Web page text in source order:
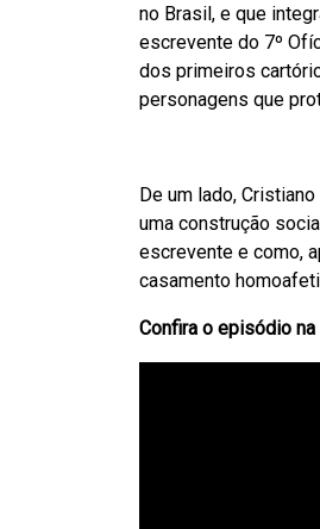
no Brasil, e que
escrevente do 7º
dos primeiros
personagens que
De um lado,
uma construção
escrevente e como,
casamento
Confira o episódio na